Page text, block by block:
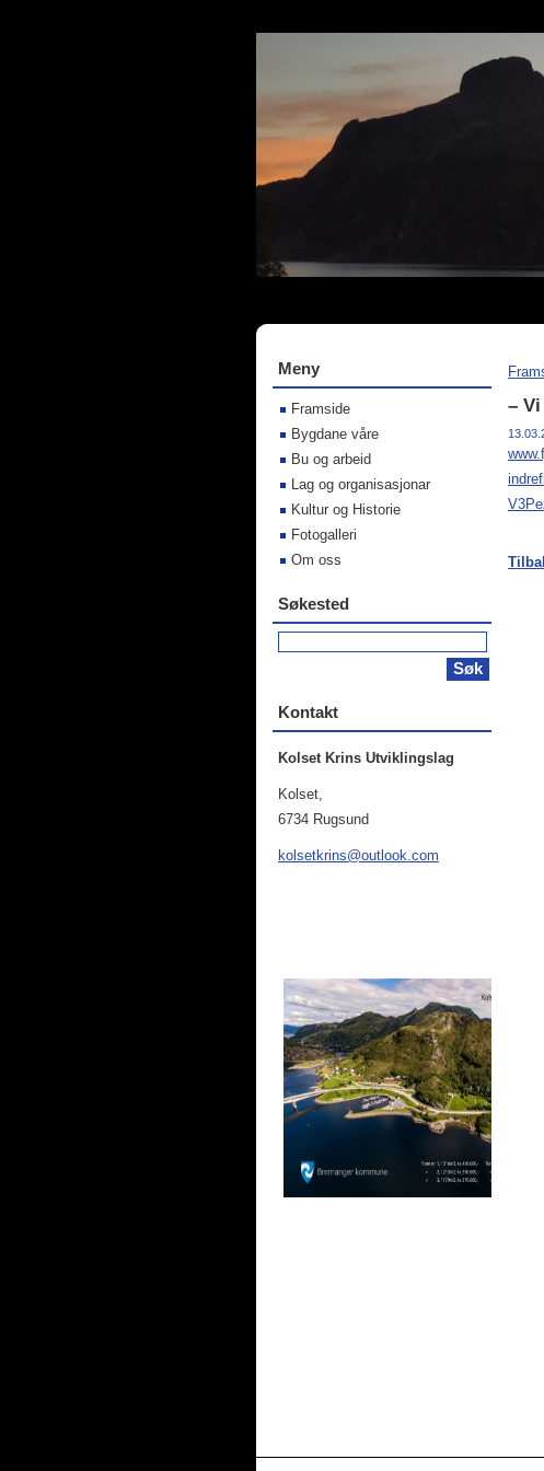
–
Meny
Framside
Bygdane våre
Bu og arbeid
Lag og organisasjonar
Kultur og Historie
Fotogalleri
Om oss
Søkested
Kontakt
Kolset Krins Utviklingslag
Kolset,
6734 Rugsund
kolsetkrins@outl ook.com